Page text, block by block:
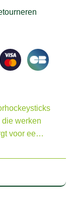
werken
voor ee…